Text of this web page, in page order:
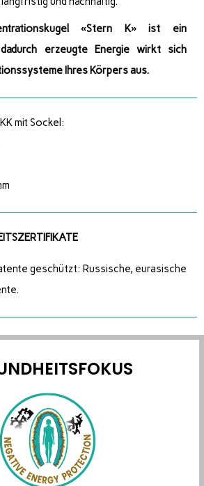
«Stern K» ist ein
erzeugte Energie wirkt sich
Ihres Körpers aus.
mit Sockel:
geschützt: Russische, eurasische